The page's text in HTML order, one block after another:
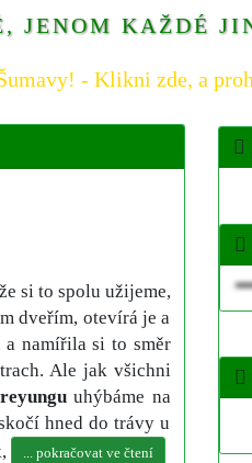
JENOM KAŽDÉ
- Klikni zde, a
si to spolu užijeme,
dveřím, otevírá je a
namířila si to směr
Ale jak všichni
uhýbáme na
hned do trávy u
... pokračovat ve čtení